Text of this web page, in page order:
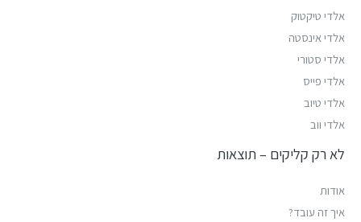
אלדי טיקטוק
אלדי אינסטה
אלדי סטורי
אלדי פייס
אלדי טיוב
אלדי ווב
לא רק קליקים – תוצאות
אודות
איך זה עובד?